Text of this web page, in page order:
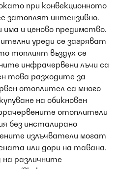
при конвекционното
затоплят интензивно.
има и ценово предимство.
уреди се загряват
топлият въздух се
инфрачервени лъчи са
това разходите за
отоплител са много
на обикновен
отоплители
без инсталирано
излъчватели могат
или дори на тавана.
на различните